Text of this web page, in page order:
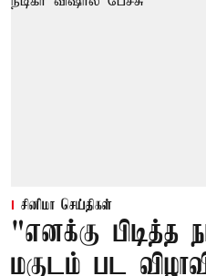
சினிமா செய்திகள்
"எனக்கு பிடித்த
மகுடம் பட